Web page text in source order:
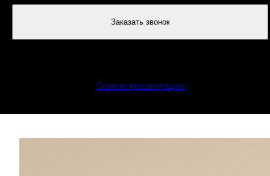
Заказать звонок
Скачать презентацию